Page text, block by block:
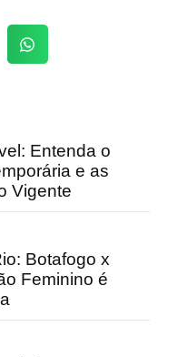
Entenda o
e as
Vigente
Botafogo x
Feminino é